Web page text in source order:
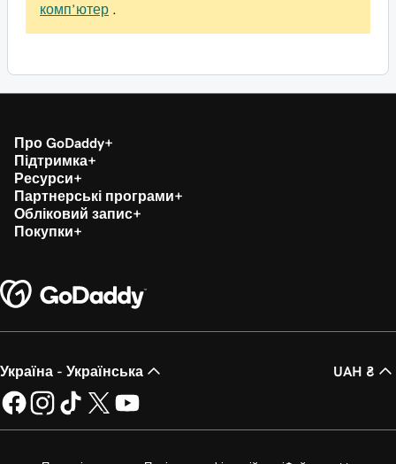
комп’ютер
Про GoDaddy
Підтримка
Ресурси
Партнерські програми
Обліковий запис
Покупки
Україна - Українська UAH ₴